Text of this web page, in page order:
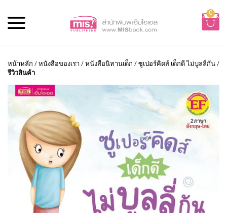
0
หน้าหลัก /หนังสือของเรา /หนังสือนิทานเด็ก /ซูเปอร์คิดส์ เด็กดี ไม่บูลลี่กัน/
รีวิวสินค้า